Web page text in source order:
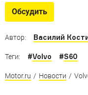
И в нашем
Обсудить
Автор: Василий
Теги: #Volvo #S60
Motor.ru / Новости /